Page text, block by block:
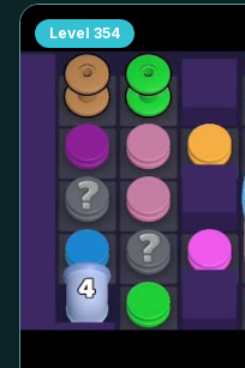
Level 354